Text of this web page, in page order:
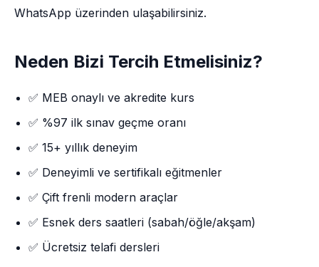
WhatsApp üzerinden ulaşabilirsiniz.
Neden Bizi Tercih Etmelisiniz?
✅ MEB onaylı ve akredite kurs
✅ %97 ilk sınav geçme oranı
✅ 15+ yıllık deneyim
✅ Deneyimli ve sertifikalı eğitmenler
✅ Çift frenli modern araçlar
✅ Esnek ders saatleri (sabah/öğle/akşam)
✅ Ücretsiz telafi dersleri